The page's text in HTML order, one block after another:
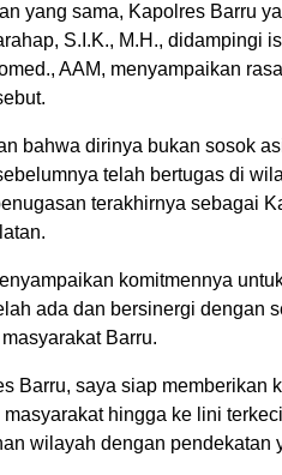
yang sama, Kapolres Barru
S.I.K., M.H., didampingi
AAM, menyampaikan
bahwa dirinya bukan sosok
telah bertugas di
terakhirnya sebagai
komitmennya
ada dan bersinergi dengan
Barru.
Barru, saya siap memberikan
hingga ke lini
wilayah dengan pendekatan